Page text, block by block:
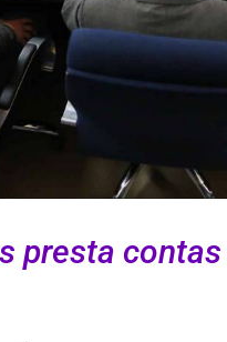
presta